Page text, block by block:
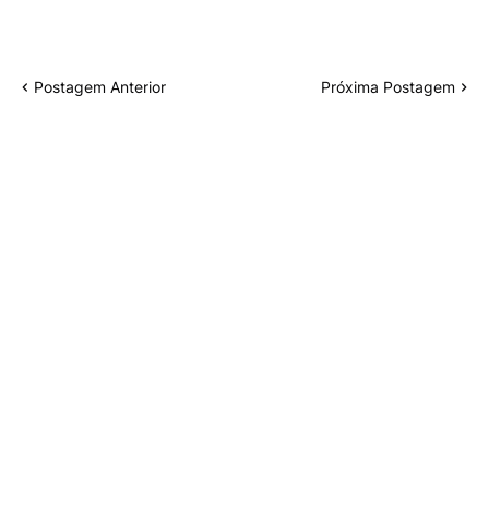
Postagem Anterior Próxima Postagem